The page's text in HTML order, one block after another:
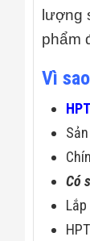
lượng
phẩm
Vì
Có